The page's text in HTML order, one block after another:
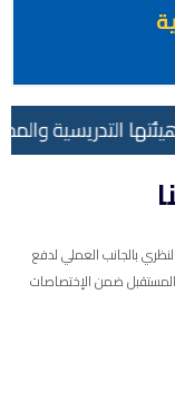
التدريسية
بالجانب العملي لدفع
ضمن الإختصاصات